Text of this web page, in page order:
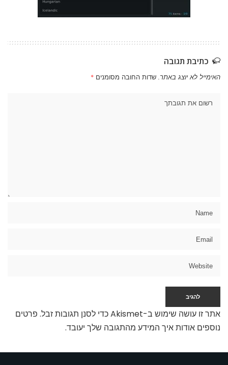
כתיבת תגובה
האימייל לא יוצג באתר. שדות החובה מסומנים *
אתר זו עושה שימוש ב-Akismet כדי לסנן תגובות זבל.
פרטים
נוספים אודות איך המידע מהתגובה שלך יעובד.